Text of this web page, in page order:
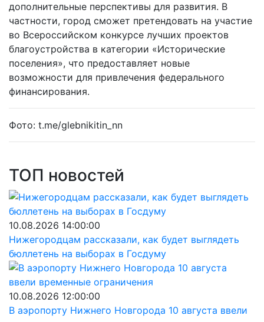
дополнительные перспективы для развития. В
частности, город сможет претендовать на участие
во Всероссийском конкурсе лучших проектов
благоустройства в категории «Исторические
поселения», что предоставляет новые
возможности для привлечения федерального
финансирования.
Фото: t.me/glebnikitin_nn
ТОП новостей
10.08.2026 14:00:00
Нижегородцам рассказали, как будет выглядеть
бюллетень на выборах в Госдуму
10.08.2026 12:00:00
В аэропорту Нижнего Новгорода 10 августа ввели